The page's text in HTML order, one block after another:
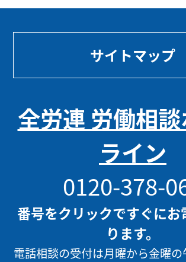
サイトマップ
全労連 労働相
ライン
0120-378-
番号をクリックですぐにお
ります。
電話相談の受付は月曜から金曜